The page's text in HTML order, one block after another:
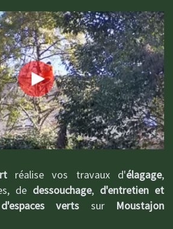
réalise vos travaux d'élagage,
de dessouchage, d'entretien et
verts sur Moustajon